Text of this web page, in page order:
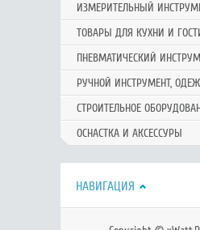
ИЗМЕРИТЕЛЬНЫЙ
ТОВАРЫ ДЛЯ КУХНИ И
ПНЕВМАТИЧЕСКИЙ
РУЧНОЙ ИНCТРУМЕНТ,
СТРОИТЕЛЬНОЕ
ОСНАСТКА И АКСЕССУРЫ
НАВИГАЦИЯ